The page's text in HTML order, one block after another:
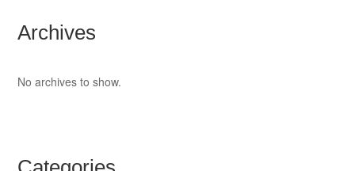
Archives
No archives to show.